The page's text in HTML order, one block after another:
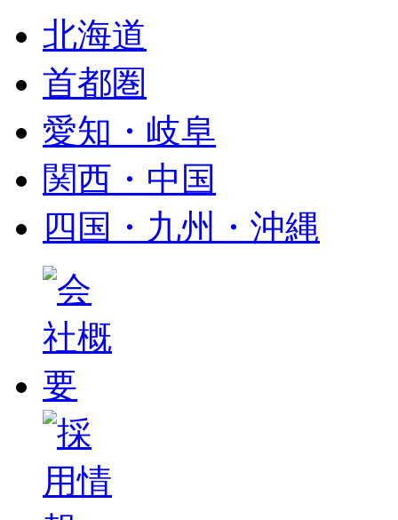
北海道
首都圏
愛知・岐阜
関西・中国
四国・九州・沖縄